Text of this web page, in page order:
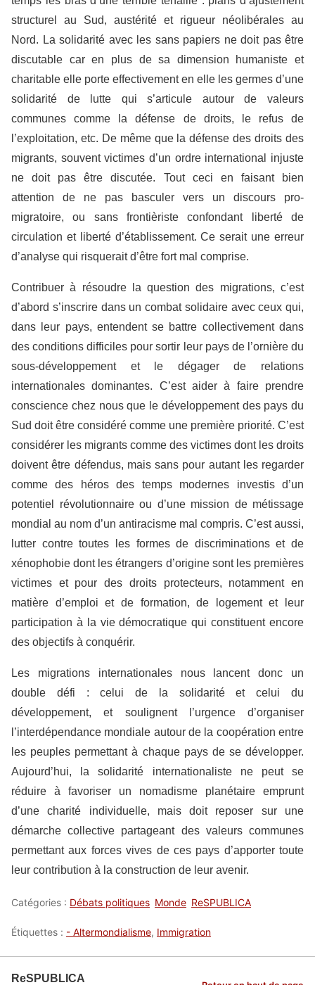
structurel au Sud, austérité et rigueur néolibérales au
Nord. La solidarité avec les sans papiers ne doit pas être
discutable car en plus de sa dimension humaniste et
charitable elle porte effectivement en elle les germes d’une
solidarité de lutte qui s’articule autour de valeurs
communes comme la défense de droits, le refus de
l’exploitation, etc. De même que la défense des droits des
migrants, souvent victimes d’un ordre international injuste
ne doit pas être discutée. Tout ceci en faisant bien
attention de ne pas basculer vers un discours pro-
migratoire, ou sans frontièriste confondant liberté de
circulation et liberté d’établissement. Ce serait une erreur
d’analyse qui risquerait d’être fort mal comprise.
Contribuer à résoudre la question des migrations, c’est
d’abord s’inscrire dans un combat solidaire avec ceux qui,
dans leur pays, entendent se battre collectivement dans
des conditions difficiles pour sortir leur pays de l’ornière du
sous-développement et le dégager de relations
internationales dominantes. C’est aider à faire prendre
conscience chez nous que le développement des pays du
Sud doit être considéré comme une première priorité. C’est
considérer les migrants comme des victimes dont les droits
doivent être défendus, mais sans pour autant les regarder
comme des héros des temps modernes investis d’un
potentiel révolutionnaire ou d’une mission de métissage
mondial au nom d’un antiracisme mal compris. C’est aussi,
lutter contre toutes les formes de discriminations et de
xénophobie dont les étrangers d’origine sont les premières
victimes et pour des droits protecteurs, notamment en
matière d’emploi et de formation, de logement et leur
participation à la vie démocratique qui constituent encore
des objectifs à conquérir.
Les migrations internationales nous lancent donc un
double défi : celui de la solidarité et celui du
développement, et soulignent l’urgence d’organiser
l’interdépendance mondiale autour de la coopération entre
les peuples permettant à chaque pays de se développer.
Aujourd’hui, la solidarité internationaliste ne peut se
réduire à favoriser un nomadisme planétaire emprunt
d’une charité individuelle, mais doit reposer sur une
démarche collective partageant des valeurs communes
permettant aux forces vives de ces pays d’apporter toute
leur contribution à la construction de leur avenir.
Catégories : Débats politiques Monde ReSPUBLICA
Étiquettes : - Altermondialisme, Immigration
ReSPUBLICA